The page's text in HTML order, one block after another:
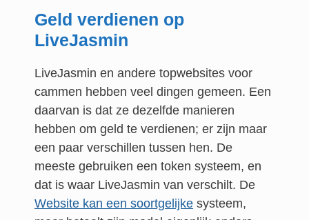
Geld verdienen op
LiveJasmin
LiveJasmin en andere topwebsites voor
cammen hebben veel dingen gemeen. Een
daarvan is dat ze dezelfde manieren
hebben om geld te verdienen; er zijn maar
een paar verschillen tussen hen. De
meeste gebruiken een token systeem, en
dat is waar LiveJasmin van verschilt. De
Website kan een soortgelijke systeem,